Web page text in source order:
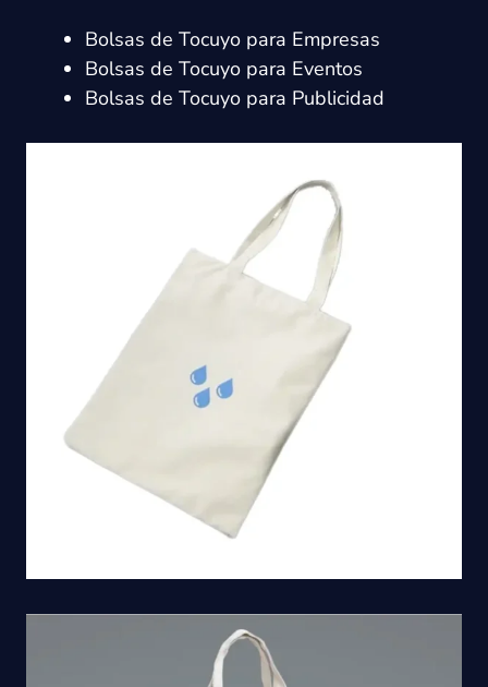
Bolsas de Tocuyo para Empresas
Bolsas de Tocuyo para Eventos
Bolsas de Tocuyo para Publicidad